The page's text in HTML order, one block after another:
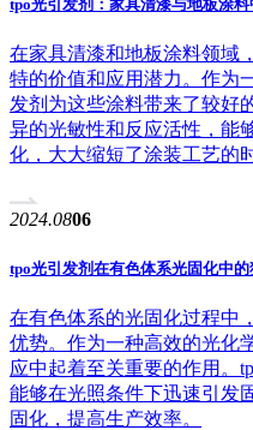
tpo光引发剂：家具清漆与地板涂料
在家具清漆和地板涂料领域
特的价值和应用潜力。作为
发剂为这些涂料带来了较好
异的光敏性和反应活性，能
化，大大缩短了涂装工艺的
2024.0806
tpo光引发剂在有色体系光固化中
在有色体系的光固化过程中
优势。作为一种高效的光化
应中起着至关重要的作用。
能够在光照条件下迅速引发
固化，提高生产效率。